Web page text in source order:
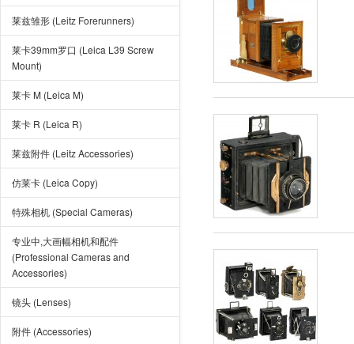
莱兹雏形 (Leitz Forerunners)
莱卡39mm罗口 (Leica L39 Screw
Mount)
莱卡 M (Leica M)
莱卡 R (Leica R)
莱兹附件 (Leitz Accessories)
仿莱卡 (Leica Copy)
特殊相机 (Special Cameras)
专业中,大画幅相机和配件
(Professional Cameras and
Accessories)
镜头 (Lenses)
附件 (Accessories)